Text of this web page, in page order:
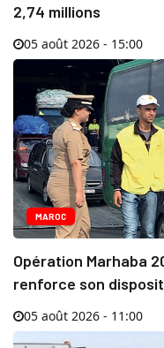
2,74 millions
05 août 2026 - 15:00
MAROC
Opération Marhaba
renforce son
05 août 2026 - 11:00